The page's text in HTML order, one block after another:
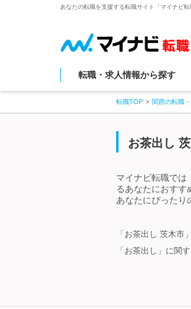
あなたの転職を支援する転職サイト「マイナビ
転職・求人情報から探す
転職TOP 関西の転職
お茶出し
マイナビ転職では
るあなたにおす
あなたにぴったり
「お茶出し 茨木市
「お茶出し」に関